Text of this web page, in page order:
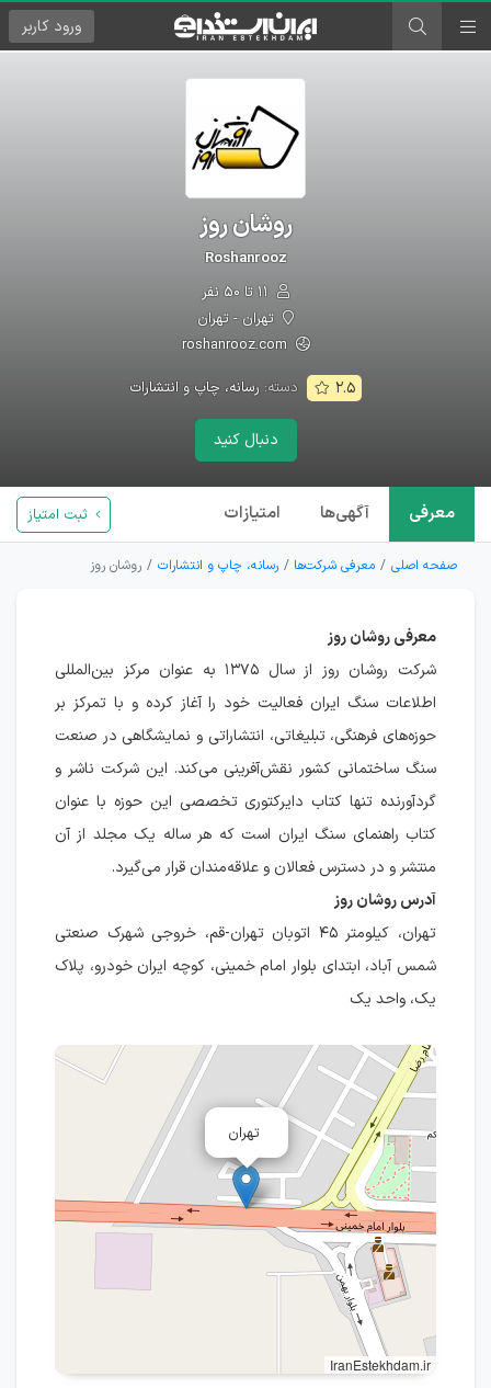
ورود کاربر
روشان روز
Roshanrooz
تهران - تهران
roshanrooz.com
۲.۵ دسته: رسانه، چاپ و انتشارات
دنبال کنید
معرفی آگهی‌ها امتیازات ثبت امتیاز
صفحه اصلی معرفی شرکت‌ها رسانه، چاپ و انتشارات روشان روز
معرفی روشان روز
شرکت روشان روز از سال ۱۳۷۵ به عنوان مرکز بین‌المللی
اطلاعات سنگ ایران فعالیت خود را آغاز کرده و با تمرکز بر
حوزه‌های فرهنگی، تبلیغاتی، انتشاراتی و نمایشگاهی در صنعت
سنگ ساختمانی کشور نقش‌آفرینی می‌کند. این شرکت ناشر و
گردآورنده تنها کتاب دایرکتوری تخصصی این حوزه با عنوان
کتاب راهنمای سنگ ایران است که هر ساله یک مجلد از آن
منتشر و در دسترس فعالان و علاقه‌مندان قرار می‌گیرد.
آدرس روشان روز
تهران، کیلومتر ۴۵ اتوبان تهران-قم، خروجی شهرک صنعتی
شمس آباد، ابتدای بلوار امام خمینی، کوچه ایران خودرو، پلاک
یک، واحد یک
تهران
IranEstekhdam.ir